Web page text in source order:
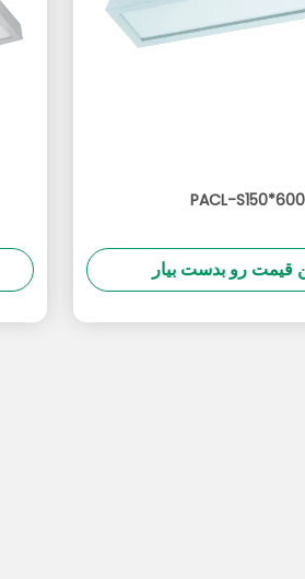
PACL-S150*600
قیمت رو بدست بیار